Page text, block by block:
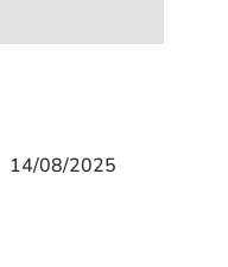
14/08/2025